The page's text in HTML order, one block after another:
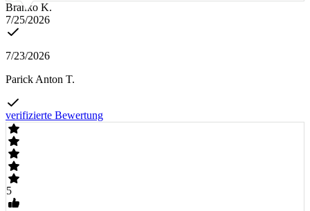
Branko K.
7/25/2026
7/23/2026
Parick Anton T.
verifizierte Bewertung
5